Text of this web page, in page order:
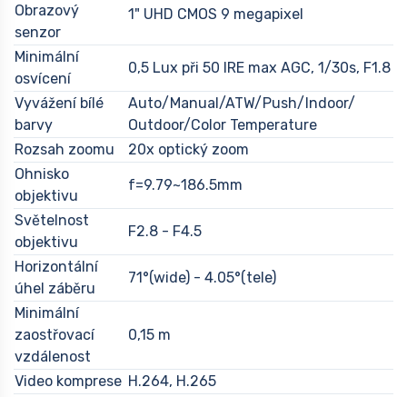
Obrazový
senzor
1" UHD CMOS 9 megapixel
Minimální
osvícení
0,5 Lux při 50 IRE max AGC, 1/30s, F1.8
Vyvážení bílé
barvy
Auto/Manual/ATW/Push/Indoor/
Outdoor/Color Temperature
Rozsah zoomu
20x optický zoom
Ohnisko
objektivu
f=9.79~186.5mm
Světelnost
objektivu
F2.8 - F4.5
Horizontální
úhel záběru
71°(wide) - 4.05°(tele)
Minimální
zaostřovací
vzdálenost
0,15 m
Video komprese H.264, H.265